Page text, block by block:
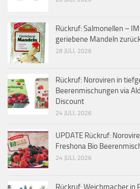
Rückruf: Salmonellen –
geriebene Mandeln
28 JULI, 2026
Rückruf: Noroviren in
Beerenmischungen via
Discount
24 JULI, 2026
UPDATE Rückruf:
Freshona Bio
24 JULI, 2026
Rückruf: Weichmacher in